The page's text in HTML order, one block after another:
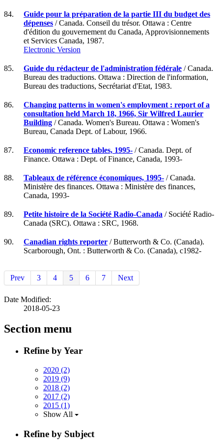
84.
Guide pour la préparation de la partie III du budget des
dépenses / Canada. Conseil du trésor. Ottawa : Centre
d'édition du gouvernement du Canada, Approvisionnements
et Services Canada, 1987.
Electronic Version
85. Guide du rédacteur de l'administration fédérale / Canada.
Bureau des traductions. Ottawa : Direction de l'information,
Bureau des traductions, Secrétariat d'Etat, 1983.
86.
Changing patterns in women's employment : report of a
consultation held March 18, 1966, Sir Wilfred Laurier
Building / Canada. Women's Bureau. Ottawa : Women's
Bureau, Canada Dept. of Labour, 1966.
87. Economic reference tables, 1995- / Canada. Dept. of
Finance. Ottawa : Dept. of Finance, Canada, 1993-
88. Tableaux de référence économiques, 1995- / Canada.
Ministère des finances. Ottawa : Ministère des finances,
Canada, 1993-
89. Petite histoire de la Société Radio-Canada / Société Radio-
Canada (SRC). Ottawa : SRC, 1968.
90. Canadian rights reporter / Butterworth & Co. (Canada).
Scarborough, Ont. : Butterworth & Co. (Canada), c1982-
Prev 3 4 5 6 7 Next
Date Modified:
2018-05-23
Section menu
Refine by Year
2020 (2)
2019 (9)
2018 (2)
2017 (2)
2015 (1)
Show All
Refine by Subject